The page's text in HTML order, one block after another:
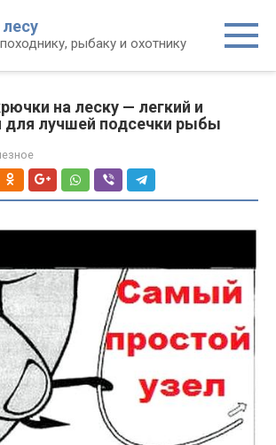
рыбаку и охотнику
на леску — легкий и
для лучшей подсечки рыбы